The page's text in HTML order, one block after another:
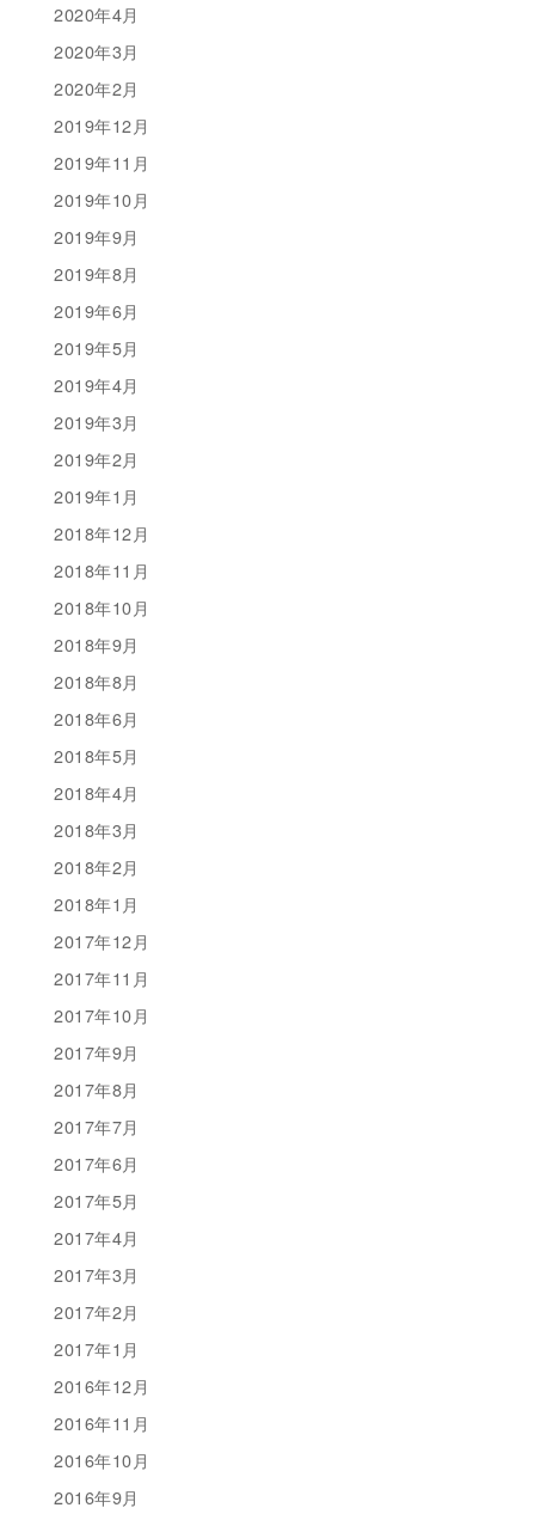
2020年4月
2020年3月
2020年2月
2019年12月
2019年11月
2019年10月
2019年9月
2019年8月
2019年6月
2019年5月
2019年4月
2019年3月
2019年2月
2019年1月
2018年12月
2018年11月
2018年10月
2018年9月
2018年8月
2018年6月
2018年5月
2018年4月
2018年3月
2018年2月
2018年1月
2017年12月
2017年11月
2017年10月
2017年9月
2017年8月
2017年7月
2017年6月
2017年5月
2017年4月
2017年3月
2017年2月
2017年1月
2016年12月
2016年11月
2016年10月
2016年9月